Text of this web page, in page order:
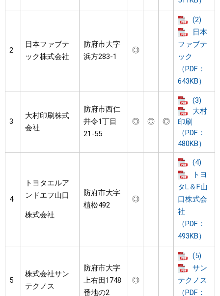
2
日本ファブテ
ック株式会社
防府市大字
浜方283-1
◎
(2)
日本
ファブテ
ック
（PDF：
643KB）
3
大村印刷株式
会社
防府市西仁
井令1丁目
21-55
◎ ◎ ◎
(3)
大村
印刷
（PDF：
480KB）
4
トヨタエルア
ンドエフ山口
株式会社
防府市大字
植松492
◎
(4)
トヨ
タL＆F山
口株式会
社
（PDF：
493KB）
5
株式会社サン
テクノス
防府市大字
上右田1748
番地の2
◎
(5)
サン
テクノス
（PDF：